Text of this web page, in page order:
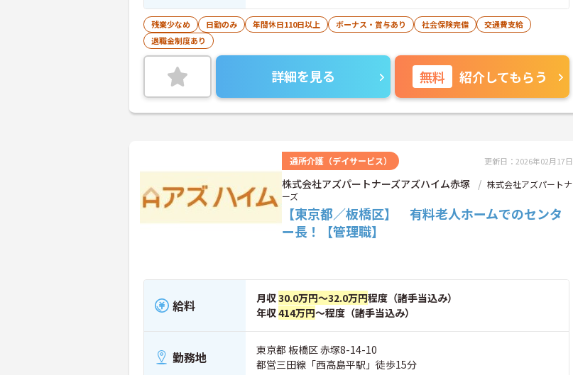
残業少なめ 日勤のみ 年間休日110日以上 ボーナス・賞与あり 社会保険完備
交通費支給
退職金制度あり
詳細を見る 無料 紹介してもらう
通所介護（デイサービス） 更新日：2026年02月17日
株式会社アズパートナーズアズハイム赤塚
株式会社アズパートナ
ーズ
【東京都／板橋区】 有料老人ホームでのセンタ
ー長！【管理職】
給料 月収30.0万円～32.0万円程度（諸手当込み）
年収414万円～程度（諸手当込み）
勤務地
東京都 板橋区 赤塚8-14-10
都営三田線「西高島平駅」徒歩15分